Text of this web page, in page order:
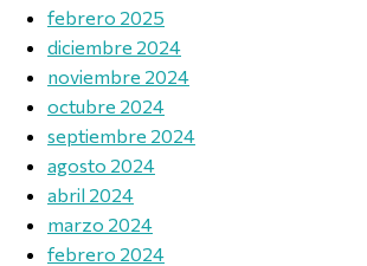
febrero 2025
diciembre 2024
noviembre 2024
octubre 2024
septiembre 2024
agosto 2024
abril 2024
marzo 2024
febrero 2024